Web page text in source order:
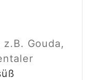
z.B. Gouda,